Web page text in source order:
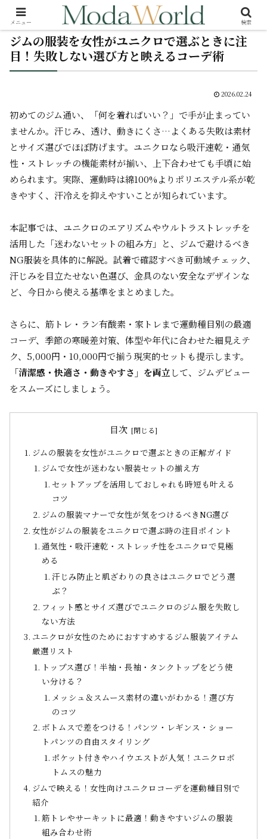
ジムの服装を女性がユニクロで選ぶときに注
目！失敗しない選び方と映えるコーデ術
2026.02.24
初めてのジム通い、「何を着ればいい？」で手が止まってい
ませんか。汗じみ、透け、動きにくさ…よくある失敗は素材
とサイズ選びでほぼ防げます。ユニクロなら吸汗速乾・通気
性・ストレッチの機能素材が揃い、上下合わせても手頃に始
められます。実際、運動時は綿100%よりポリエステル系が乾
きやすく、汗冷えを抑えやすいことが知られています。
本記事では、ユニクロのエアリズムやウルトラストレッチを
活用した「迷わないセットの組み方」と、ジムで避けるべき
NG服装を具体的に解説。試着で確認すべき可動域チェック、
汗じみを目立たせない色選び、金具のない安全なデザインな
ど、今日から使える基準をまとめました。
さらに、筋トレ・ラン有酸素・家トレまで運動種目別の最適
コーデ、季節の寒暖差対策、体型や年代に合わせた細見えテ
ク、5,000円・10,000円で揃う現実的セットも提示します。
「清潔感・快適さ・動きやすさ」を両立して、ジムデビュー
をスムーズにしましょう。
目次
ジムの服装を女性がユニクロで選ぶときの正解ガイド
ジムで女性が迷わない服装セットの揃え方
セットアップを活用しておしゃれも時短も叶える
コツ
ジムの服装マナーで女性が気をつけるべきNG選び
女性がジムの服装をユニクロで選ぶ時の注目ポイント
通気性・吸汗速乾・ストレッチ性をユニクロで見極
める
汗じみ防止と肌ざわりの良さはユニクロでどう選
ぶ？
フィット感とサイズ選びでユニクロのジム服を失敗し
ない方法
ユニクロが女性のためにおすすめするジム服装アイテム
厳選リスト
トップス選び！半袖・長袖・タンクトップをどう使
い分ける？
メッシュ＆スムース素材の違いがわかる！選び方
のコツ
ボトムスで差をつける！パンツ・レギンス・ショー
トパンツの自由スタイリング
ポケット付きやハイウエストが人気！ユニクロボ
トムスの魅力
ジムで映える！女性向けユニクロコーデを運動種目別で
紹介
筋トレやサーキットに最適！動きやすいジムの服装
組み合わせ術
メニュー 検索